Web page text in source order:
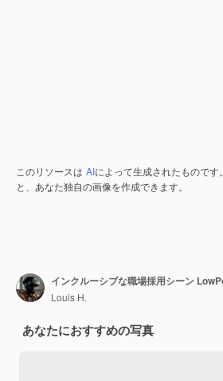
このリソースは AIによって生成されたものです。
と、あなた独自の画像を作成できます。
Louis H.
あなたにおすすめの写真